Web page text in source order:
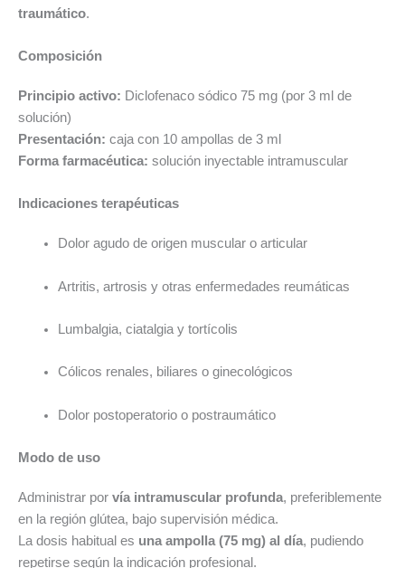
traumático.
Composición
Principio activo: Diclofenaco sódico 75 mg (por 3 ml de
solución)
Presentación: caja con 10 ampollas de 3 ml
Forma farmacéutica: solución inyectable intramuscular
Indicaciones terapéuticas
Dolor agudo de origen muscular o articular
Artritis, artrosis y otras enfermedades reumáticas
Lumbalgia, ciatalgia y tortícolis
Cólicos renales, biliares o ginecológicos
Dolor postoperatorio o postraumático
Modo de uso
Administrar por vía intramuscular profunda, preferiblemente
en la región glútea, bajo supervisión médica.
La dosis habitual es una ampolla (75 mg) al día, pudiendo
repetirse según la indicación profesional.